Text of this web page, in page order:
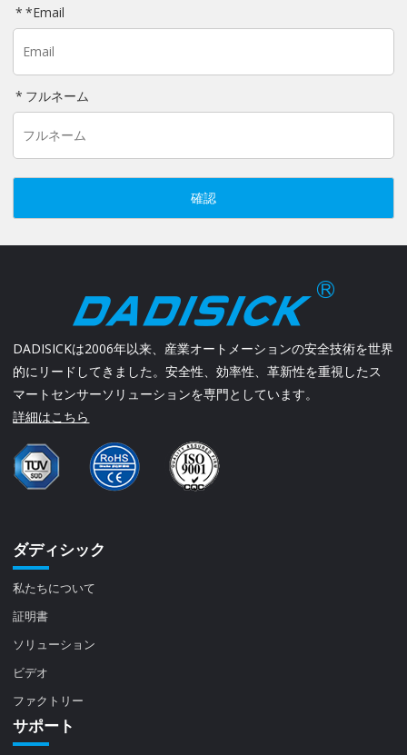
*Email
フルネーム
確認
DADISICKは2006年以来、産業オートメーションの安全技術を世界
的にリードしてきました。安全性、効率性、革新性を重視したス
マートセンサーソリューションを専門としています。
詳細はこちら
ダディシック
私たちについて
証明書
ソリューション
ビデオ
ファクトリー
サポート